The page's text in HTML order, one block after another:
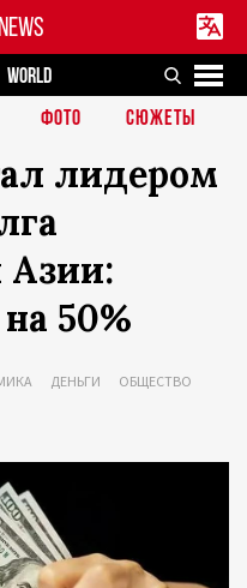
WORLD
ФОТО СЮЖЕТЫ
лидером
Азии:
50%
ДЕНЬГИ ОБЩЕСТВО